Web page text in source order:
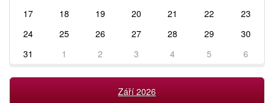
17
18 19 20 21 22
23
24
25 26 27 28 29
30
31
1 2 3 4 5 6
Září 2026